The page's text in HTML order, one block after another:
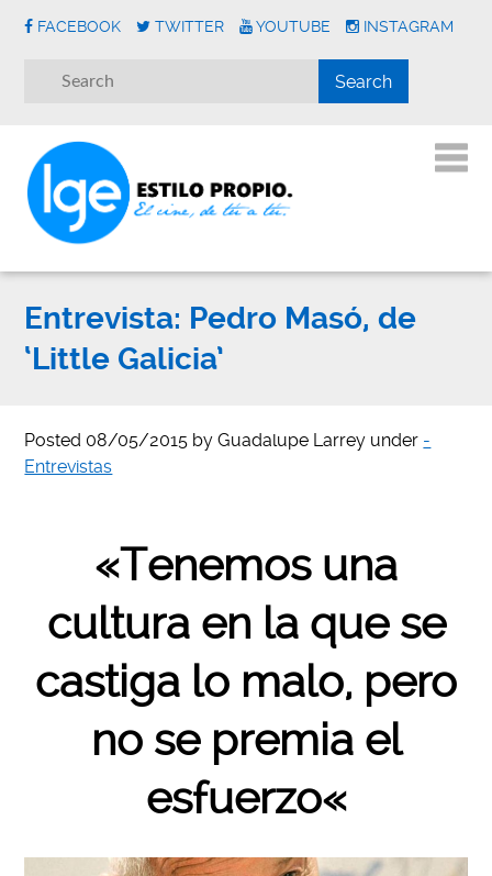
FACEBOOK TWITTER YOUTUBE INSTAGRAM
Entrevista: Pedro Masó, de
‘Little Galicia’
Posted 08/05/2015 byGuadalupe Larrey under -
Entrevistas
«Tenemos una
cultura en la que se
castiga lo malo, pero
no se premia el
esfuerzo«